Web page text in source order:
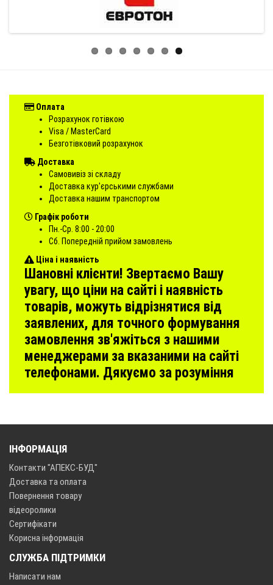
Оплата
Розрахунок готівкою
Visa / MasterCard
Безготівковий розрахунок
Доставка
Самовивіз зі складу
Доставка кур'єрськими службами
Доставка нашим транспортом
Графік роботи
Пн.-Ср. 8:00 - 20:00
Сб. Попередній прийом замовлень
Ціна і наявність
Шановні клієнти! Звертаємо Вашу
увагу, що ціни на сайті і наявність
товарів, можуть відрізнятися від
заявлених, для точного формування
замовлення зв'яжіться з нашими
менеджерами за вказаними на сайті
телефонами. Дякуємо за розуміння
ІНФОРМАЦІЯ
Контакти "АПЕКС-БУД"
Доставка та оплата
Повернення товару
відеоролики
Сертифікати
Корисна інформація
СЛУЖБА ПІДТРИМКИ
Написати нам